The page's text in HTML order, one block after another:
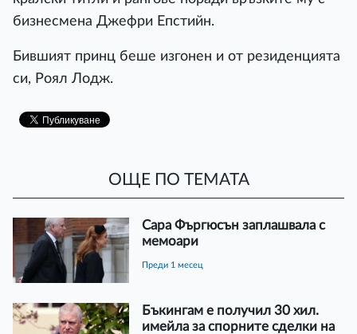
бизнесмена Джефри Епстийн.
Бившият принц беше изгонен и от резиденцията
си, Роял Лодж.
ОЩЕ ПО ТЕМАТА
Сара Фъргюсън заплашвала с
мемоари
преди 1 месец
Бъкингам е получил 30 хил.
имейла за спорните сделки на